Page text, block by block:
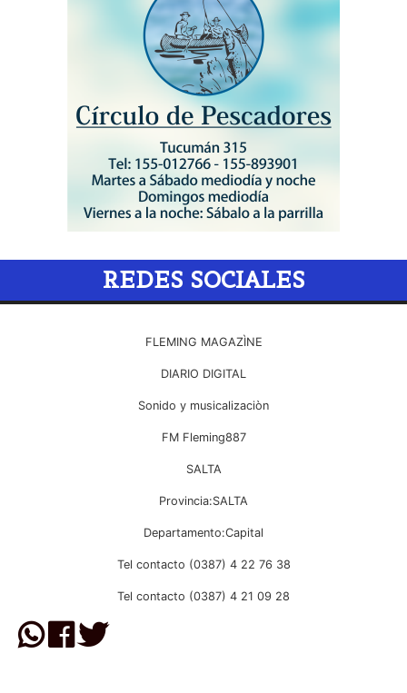
REDES SOCIALES
FLEMING MAGAZÌNE
DIARIO DIGITAL
Sonido y musicalizaciòn
FM Fleming887
SALTA
Provincia:SALTA
Departamento:Capital
Tel contacto (0387) 4 22 76 38
Tel contacto (0387) 4 21 09 28